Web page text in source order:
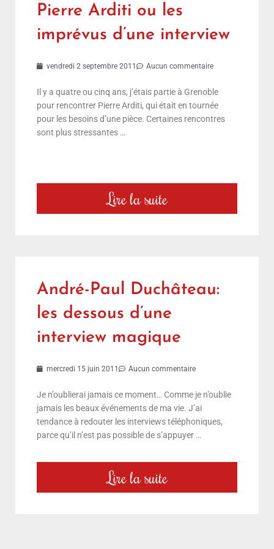
Pierre Arditi ou les
imprévus d’une interview
vendredi 2 septembre 2011 Aucun commentaire
Il y a quatre ou cinq ans, j’étais partie à Grenoble
pour rencontrer Pierre Arditi, qui était en tournée
pour les besoins d’une pièce. Certaines rencontres
sont plus stressantes …
Lire la suite
André-Paul Duchâteau:
les dessous d’une
interview magique
mercredi 15 juin 2011 Aucun commentaire
Je n’oublierai jamais ce moment… Comme je n’oublie
jamais les beaux événements de ma vie. J’ai
tendance à redouter les interviews téléphoniques,
parce qu’il n’est pas possible de s’appuyer …
Lire la suite